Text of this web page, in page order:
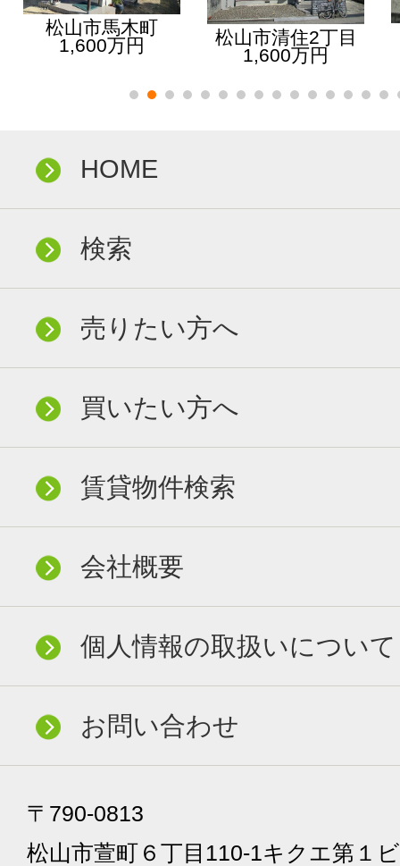
松山市馬木町
1,600万円
松山市清住2丁目
1,600万円
HOME
検索
売りたい方へ
買いたい方へ
賃貸物件検索
会社概要
個人情報の取扱いについて
お問い合わせ
〒790-0813
松山市萱町６丁目110-1キクエ第１